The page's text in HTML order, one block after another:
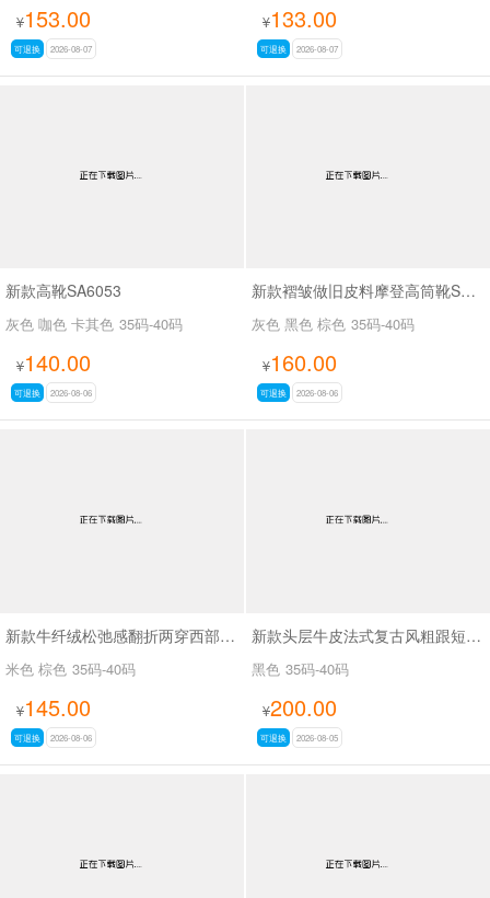
¥153.00
可退换 2026-08-07
¥133.00
可退换 2026-08-07
新款高靴SA6053
灰色 咖色 卡其色 35码-40码
¥140.00
可退换 2026-08-06
新款褶皱做旧皮料摩登高筒靴SA3061
灰色 黑色 棕色 35码-40码
¥160.00
可退换 2026-08-06
新款牛纤绒松弛感翻折两穿西部牛仔靴长靴SA26609
米色 棕色 35码-40码
¥145.00
可退换 2026-08-06
新款头层牛皮法式复古风粗跟短靴女百搭款休闲女靴SA2678
黑色 35码-40码
¥200.00
可退换 2026-08-05